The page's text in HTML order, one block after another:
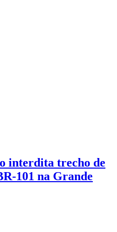
interdita trecho de
101 na Grande